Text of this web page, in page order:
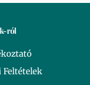
ról
Feltételek